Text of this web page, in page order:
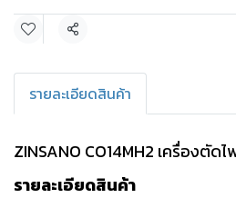
แชร์
รายละเอียดสินค้า
ZINSANO CO14MH2 เครื่องตัด
รายละเอียดสินค้า